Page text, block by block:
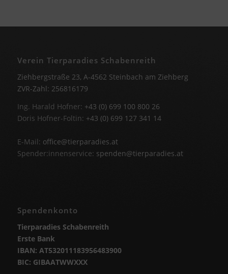
Verein Tierparadies Schabenreith
Ziehbergstraße 23, A-4562 Steinbach am Ziehberg
ZVR-Zahl: 256816179
Ing. Harald Hofner: +43 (0) 699 100 800 26
Doris Hofner-Foltin: +43 (0) 699 127 341 14
E-Mail: office@tierparadies.at
Spender:innenservice: spenden@tierparadies.at
Spendenkonto
Tierparadies Schabenreith
Erste Bank
IBAN: AT532011183956483900
BIC: GIBAATWWXXX